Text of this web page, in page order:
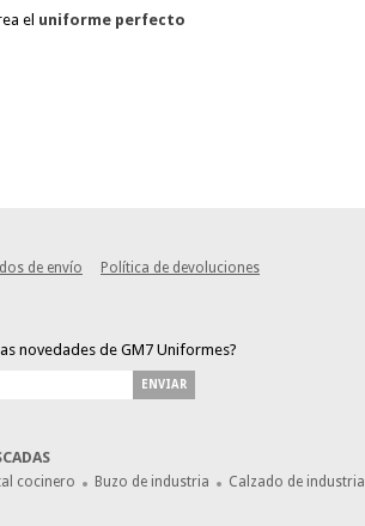
el uniforme perfecto
de envío Política de devoluciones
novedades de GM7 Uniformes?
ENVIAR
cocinero Buzo de industria Calzado de industria